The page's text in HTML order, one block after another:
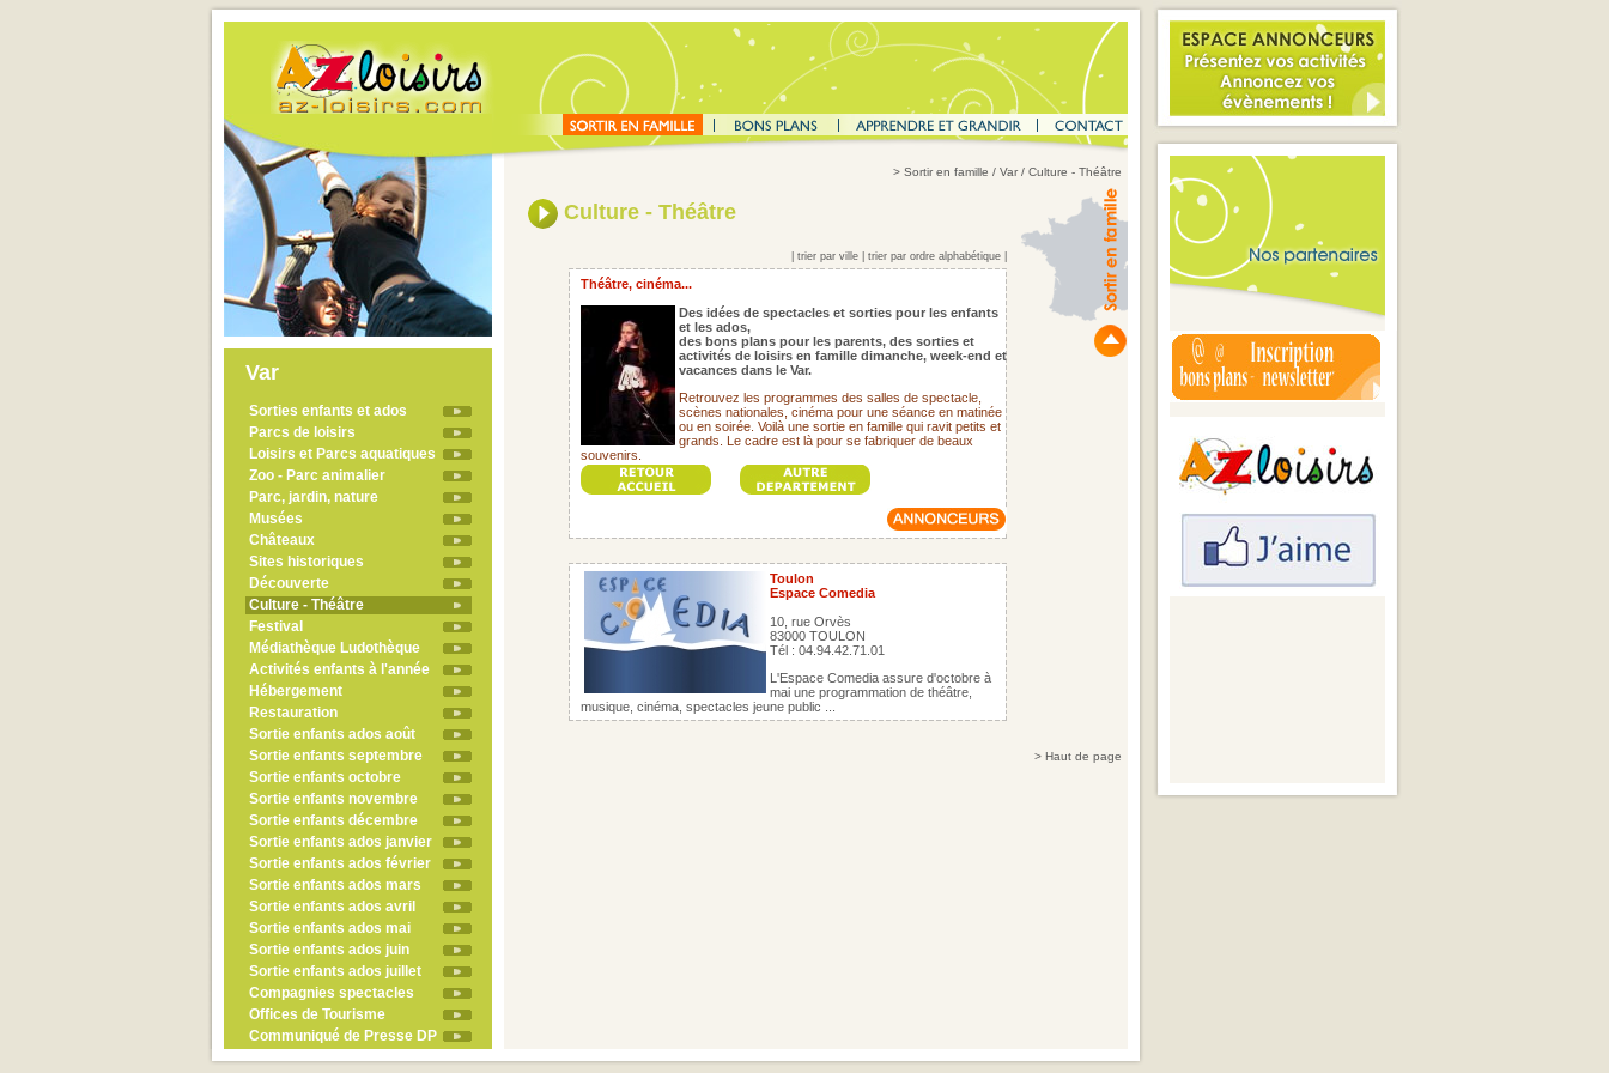
Var
Sorties enfants et ados
Parcs de loisirs
Loisirs et Parcs aquatiques
Zoo - Parc animalier
Parc, jardin, nature
Musées
Châteaux
Sites historiques
Découverte
Culture - Théâtre
Festival
Médiathèque Ludothèque
Activités enfants à l'année
Hébergement
Restauration
Sortie enfants ados août
Sortie enfants septembre
Sortie enfants octobre
Sortie enfants novembre
Sortie enfants décembre
Sortie enfants ados janvier
Sortie enfants ados février
Sortie enfants ados mars
Sortie enfants ados avril
Sortie enfants ados mai
Sortie enfants ados juin
Sortie enfants ados juillet
Compagnies spectacles
Offices de Tourisme
Communiqué de Presse DP
> Sortir en famille / Var / Culture - Théâtre
Culture - Théâtre
trier par ville trier par ordre alphabétique
Théâtre, cinéma...
Des idées de spectacles et sorties pour les enfants
et les ados,
des bons plans pour les parents, des sorties et
activités de loisirs en famille dimanche, week-end et
vacances dans le Var.
Retrouvez les programmes des salles de spectacle,
scènes nationales, cinéma pour une séance en matinée
ou en soirée. Voilà une sortie en famille qui ravit petits et
grands. Le cadre est là pour se fabriquer de beaux
souvenirs.
Toulon
Espace Comedia
10, rue Orvès
83000 TOULON
Tél : 04.94.42.71.01
L'Espace Comedia assure d'octobre à
mai une programmation de théâtre,
musique, cinéma, spectacles jeune public ...
> Haut de page